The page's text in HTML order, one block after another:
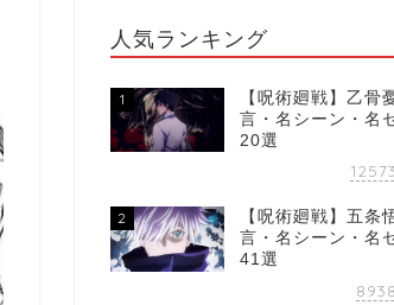
人気ランキング
1
【呪術廻戦】乙骨
言・名シーン・名
20選
2
【呪術廻戦】五条
言・名シーン・名
41選